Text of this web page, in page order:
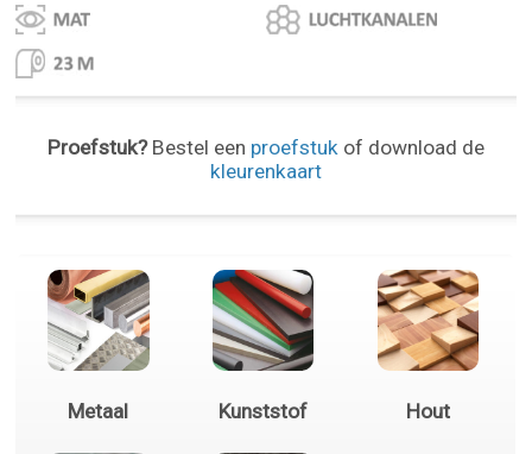
Proefstuk?Bestel een proefstukof download de
kleurenkaart
Metaal Kunststof Hout